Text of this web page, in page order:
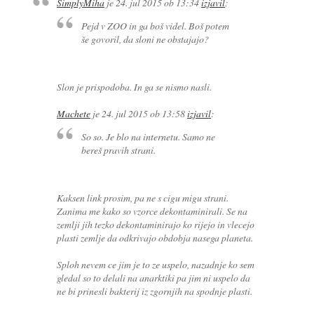
SimplyMiha je24. jul 2015 ob 13:34izjavil:
Pejd v ZOO in ga boš videl. Boš potem
še govoril, da sloni ne obstajajo?
Slon je prispodoba. In ga se nismo nasli.
Machete je24. jul 2015 ob 13:58izjavil:
So so. Je blo na internetu. Samo ne
bereš pravih strani.
Kaksen link prosim, pa ne s cigu migu strani.
Zanima me kako so vzorce dekontaminirali. Se na
zemlji jih tezko dekontaminirajo ko rijejo in vlecejo
plasti zemlje da odkrivajo obdobja nasega planeta.
Sploh nevem ce jim je to ze uspelo, nazadnje ko sem
gledal so to delali na anarktiki pa jim ni uspelo da
ne bi prinesli bakterij iz zgornjih na spodnje plasti.